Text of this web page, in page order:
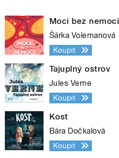
Moci bez nemoci
Šárka Volemanová
Koupit
Tajuplný ostrov
Jules Verne
Koupit
Kost
Bára Dočkalová
Koupit